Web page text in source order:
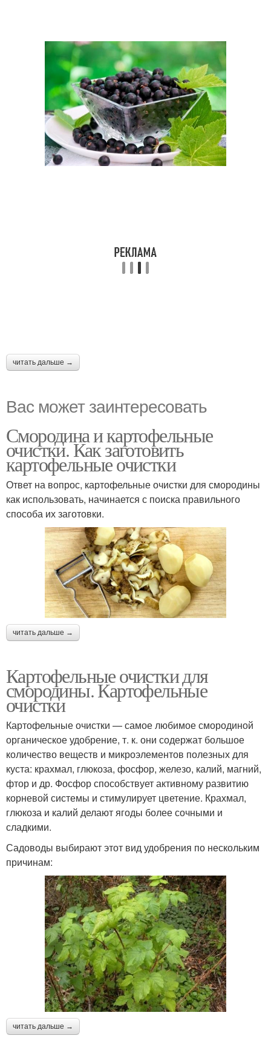
читать дальше →
Вас может заинтересовать
Смородина и картофельные
очистки. Как заготовить
картофельные очистки
Ответ на вопрос, картофельные очистки для смородины
как использовать, начинается с поиска правильного
способа их заготовки.
читать дальше →
Картофельные очистки для
смородины. Картофельные
очистки
Картофельные очистки — самое любимое смородиной
органическое удобрение, т. к. они содержат большое
количество веществ и микроэлементов полезных для
куста: крахмал, глюкоза, фосфор, железо, калий, магний,
фтор и др. Фосфор способствует активному развитию
корневой системы и стимулирует цветение. Крахмал,
глюкоза и калий делают ягоды более сочными и
сладкими.
Садоводы выбирают этот вид удобрения по нескольким
причинам:
читать дальше →